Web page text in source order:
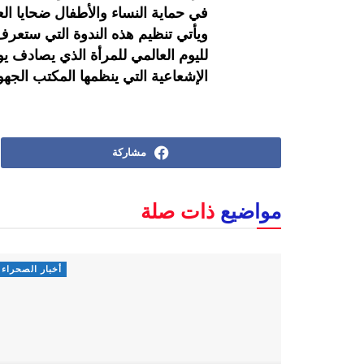
في حماية النساء والأطفال ضحايا
ويأتي تنظيم هذه الندوة التي
الإشعاعية التي ينظمها المكتب
مشاركة
مواضيع ذات صلة
أخبار الصحراء